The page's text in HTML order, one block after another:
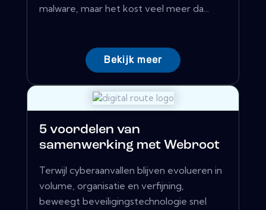
malware, maar het kost veel meer da...
Bekijk meer
5 voordelen van
samenwerking met Webroot
Terwijl cyberaanvallen blijven evolueren in
volume, organisatie en verfijning,
beweegt beveiligingstechnologie snel